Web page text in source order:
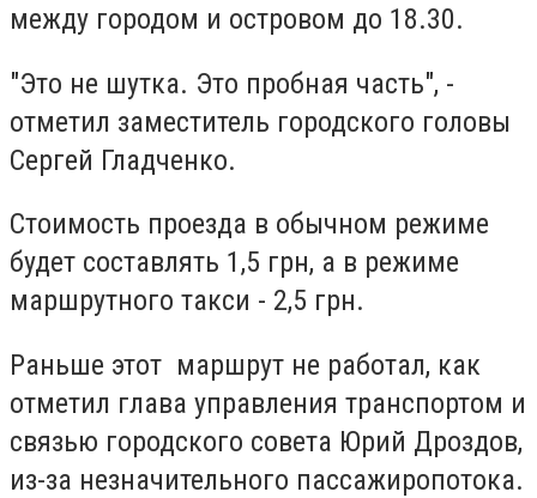
между городом и островом до 18.30.
"Это не шутка. Это пробная часть", -
отметил заместитель городского головы
Сергей Гладченко.
Стоимость проезда в обычном режиме
будет составлять 1,5 грн, а в режиме
маршрутного такси - 2,5 грн.
Раньше этот маршрут не работал, как
отметил глава управления транспортом и
связью городского совета Юрий Дроздов,
из-за незначительного пассажиропотока.